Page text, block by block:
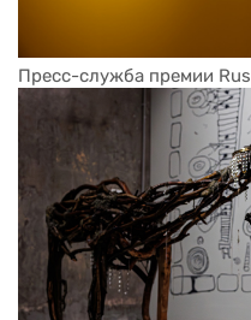
Пресс-служба премии